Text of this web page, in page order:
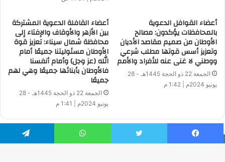
أعضاء القوافل الدعوية
بالمحافظات يؤكدون: مصالح
الأوطان من صميم مقاصد الأديان
وتعزيز أسس قوتها مطلب شرعي
ووطني لا غنى عنه للأفراد والأمم
الجمعة 22 ذو الحجة 1445هـ - 28
يونيو 2024م | 1:42 م
أعضاء القافلة الدعوية المشتركة
بين الأزهر والأوقاف والإفتاء إلى
محافظة شمال سيناء: تعزيز قوة
الأوطان مسئوليتنا جميعًا أمام
الله (عز وجل) وأمام أنفسنا
فالأوطان بأبنائها جميعًا وهي لهم
جميعًا
الجمعة 22 ذو الحجة 1445هـ - 28
يونيو 2024م | 1:41 م
فيسبوك تويتر واتساب تيلقرام